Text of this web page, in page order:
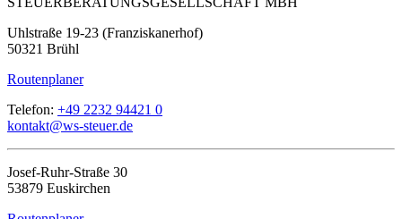
Uhlstraße 19-23 (Franziskanerhof)
50321 Brühl
Routenplaner
Telefon: +49 2232 94421 0
kontakt@ws-steuer.de
Josef-Ruhr-Straße 30
53879 Euskirchen